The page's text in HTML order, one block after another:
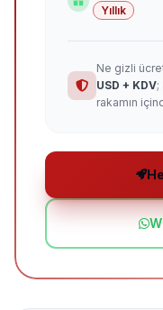
Yıllık
Ne gizli
USD + KDV;
rakamın